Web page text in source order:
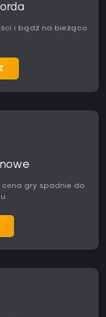
i bądź na bieżąco
cena gry spadnie do